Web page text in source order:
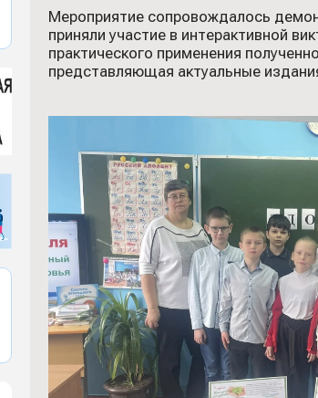
Мероприятие сопровождалось
приняли участие в интерактивной
практического применения
представляющая актуальные